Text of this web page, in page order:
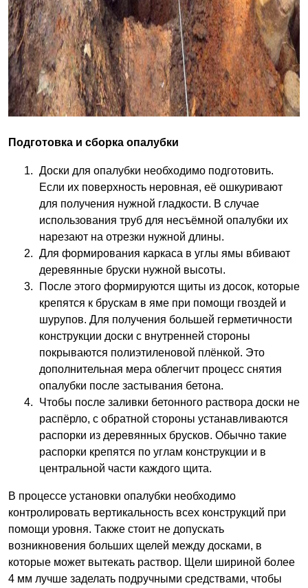
Подготовка и сборка опалубки
Доски для опалубки необходимо подготовить.
Если их поверхность неровная, её ошкуривают
для получения нужной гладкости. В случае
использования труб для несъёмной опалубки их
нарезают на отрезки нужной длины.
Для формирования каркаса в углы ямы вбивают
деревянные бруски нужной высоты.
После этого формируются щиты из досок, которые
крепятся к брускам в яме при помощи гвоздей и
шурупов. Для получения большей герметичности
конструкции доски с внутренней стороны
покрываются полиэтиленовой плёнкой. Это
дополнительная мера облегчит процесс снятия
опалубки после застывания бетона.
Чтобы после заливки бетонного раствора доски не
распёрло, с обратной стороны устанавливаются
распорки из деревянных брусков. Обычно такие
распорки крепятся по углам конструкции и в
центральной части каждого щита.
В процессе установки опалубки необходимо
контролировать вертикальность всех конструкций при
помощи уровня. Также стоит не допускать
возникновения больших щелей между досками, в
которые может вытекать раствор. Щели шириной более
4 мм лучше заделать подручными средствами, чтобы